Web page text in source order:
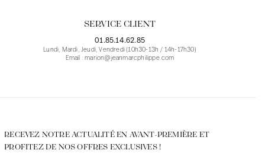
SERVICE CLIENT
01.85.14.62.85
Lundi, Mardi, Jeudi, Vendredi (10h30-13h / 14h-17h30)
Email : marion@jeanmarcphilippe.com
RECEVEZ NOTRE ACTUALITÉ EN AVANT-PREMIÈRE ET
PROFITEZ DE NOS OFFRES EXCLUSIVES !